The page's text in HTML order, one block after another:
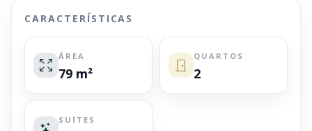
CARACTERÍSTICAS
ÁREA
79 m²
QUARTOS
2
SUÍTES